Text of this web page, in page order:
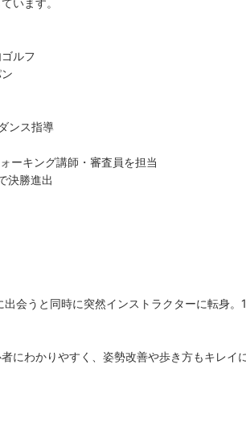
います。
ルフ
ンス指導
ーキング講師・審査員を担当
決勝進出
会うと同時に突然インストラクターに転身。
にわかりやすく、姿勢改善や歩き方もキレイ
沙織先生
す」「敷
近に感じて